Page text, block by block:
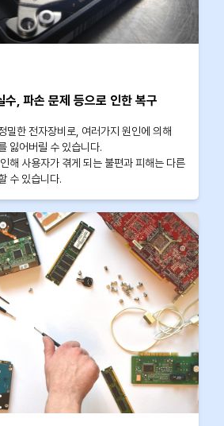
수, 파손 문제 등으로 인한 복구
밀한 전자장비로, 여러가지 원인에 의해
잃어버릴 수 있습니다.
해 사용자가 겪게 되는 불편과 피해는 다른
수 있습니다.